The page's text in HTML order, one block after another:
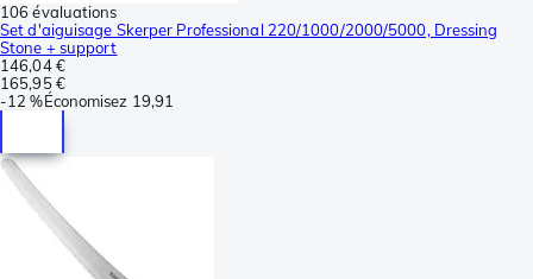
106 évaluations
Set d'aiguisage Skerper Professional 220/1000/2000/5000, Dressing
Stone + support
146,04 €
165,95 €
-12 %Économisez 19,91